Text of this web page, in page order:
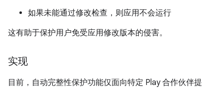
如果未能通过修改检查，则应用不会运行
这有助于保护用户免受应用修改版本的侵害。
实现
目前，自动完整性保护功能仅面向特定 Play 合作伙伴提